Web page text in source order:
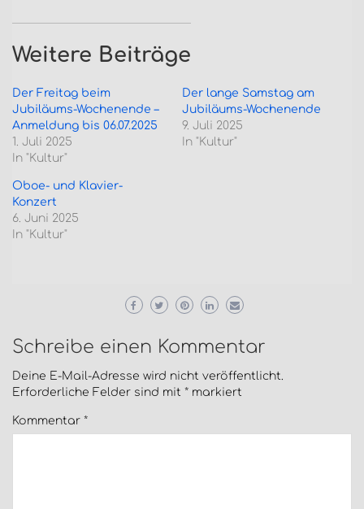
Weitere Beiträge
Der Freitag beim
Jubiläums-Wochenende –
Anmeldung bis 06.07.2025
1. Juli 2025
In "Kultur"
Der lange Samstag am
Jubiläums-Wochenende
9. Juli 2025
In "Kultur"
Oboe- und Klavier-
Konzert
6. Juni 2025
In "Kultur"
Schreibe einen Kommentar
Deine E-Mail-Adresse wird nicht veröffentlicht.
Erforderliche Felder sind mit * markiert
Kommentar *